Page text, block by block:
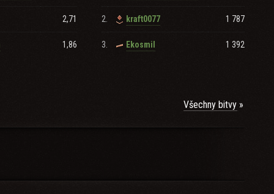
2,71
1,86
2. kraft0077 1 787
3. Ekosmil 1 392
Všechny bitvy